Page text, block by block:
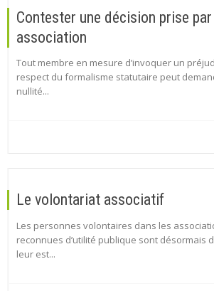
Contester une décision prise par
association
Tout membre en mesure d’invoquer un
respect du formalisme statutaire peut
nullité...
Le volontariat associatif
Les personnes volontaires dans les
reconnues d’utilité publique sont désormais
leur est...